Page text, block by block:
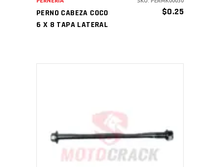
PERNO CABEZA COCO
6 X 8 TAPA LATERAL
$0.25
AÑADIR AL CARRITO